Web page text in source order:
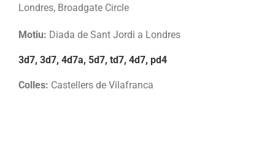
Londres, Broadgate Circle
Motiu: Diada de Sant Jordi a Londres
3d7, 3d7, 4d7a, 5d7, td7, 4d7, pd4
Colles: Castellers de Vilafranca